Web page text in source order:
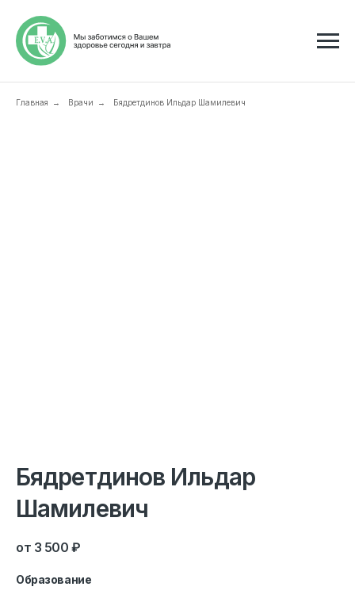
Главная → Врачи → Бядретдинов Ильдар Шамилевич
Бядретдинов Ильдар
Шамилевич
3 500 ₽
Образование